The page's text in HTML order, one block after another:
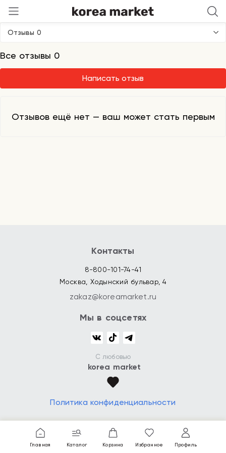
Главная Каталог Корзина Избранное Профиль
Evasion
Отзывы 0
Все отзывы 0
Написать отзыв
Отзывов ещё нет — ваш может стать первым
Контакты
8-800-101-74-41
Москва, Ходынский бульвар, 4
zakaz@koreamarket.ru
Мы в соцсетях
С любовью
korea market
Политика конфиденциальности